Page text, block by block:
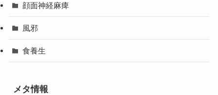
顔面神経麻痺
風邪
食養生
メタ情報